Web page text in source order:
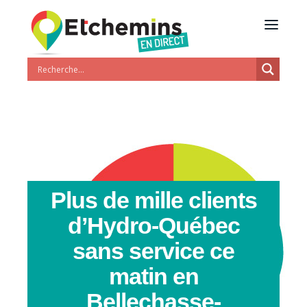
Plus de mille clients
d’Hydro-Québec
sans service ce
matin en
Bellechasse-